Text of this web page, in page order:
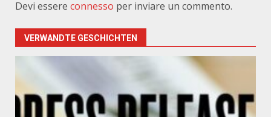
Devi essere connesso per inviare un commento.
VERWANDTE GESCHICHTEN